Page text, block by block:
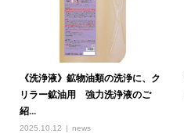
《洗浄液》鉱物油類の洗浄に、ク
リラー鉱油用 強力洗浄液のご
紹...
2025.10.12 news